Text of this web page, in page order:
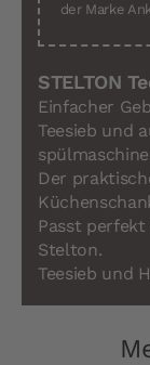
der Marke
STELTON
Einfacher
Teesieb und
Der
Passt perfekt
Stelton.
Teesieb und